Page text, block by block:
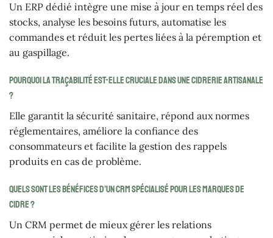
Un ERP dédié intègre une mise à jour en temps réel des
stocks, analyse les besoins futurs, automatise les
commandes et réduit les pertes liées à la péremption et
au gaspillage.
Pourquoi la traçabilité est-elle cruciale dans une cidrerie artisanale
?
Elle garantit la sécurité sanitaire, répond aux normes
réglementaires, améliore la confiance des
consommateurs et facilite la gestion des rappels
produits en cas de problème.
Quels sont les bénéfices d’un CRM spécialisé pour les marques de
cidre ?
Un CRM permet de mieux gérer les relations